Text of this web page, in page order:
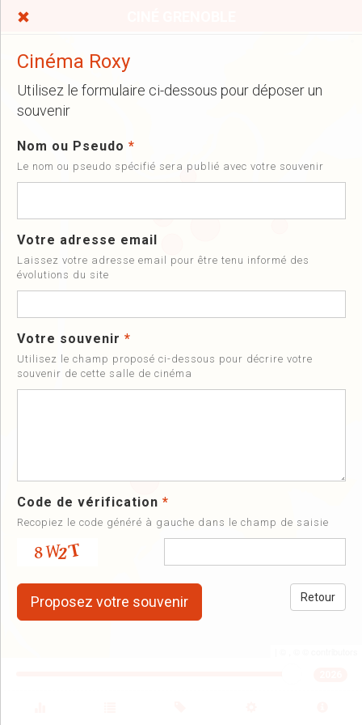
Cinéma Roxy
Utilisez le formulaire ci-dessous pour déposer un
souvenir
Nom ou Pseudo *
Le nom ou pseudo spécifié sera publié avec votre souvenir
Votre adresse email
Laissez votre adresse email pour être tenu informé des
évolutions du site
Votre souvenir *
Utilisez le champ proposé ci-dessous pour décrire votre
souvenir de cette salle de cinéma
Code de vérification *
Recopiez le code généré à gauche dans le champ de saisie
Retour